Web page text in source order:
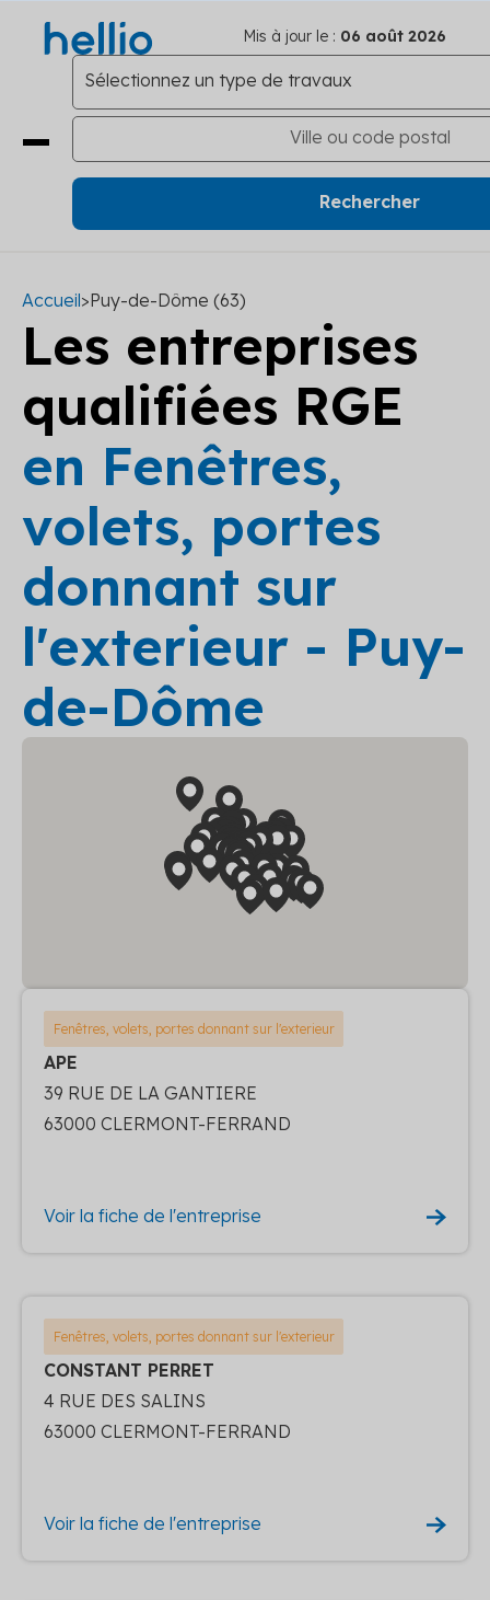
Mis à jour le : 06 août 2026
Accueil>Puy-de-Dôme (63)
Les entreprises
qualifiées RGE
en Fenêtres,
volets, portes
donnant sur
l'exterieur - Puy-
de-Dôme
Fenêtres, volets, portes donnant sur l'exterieur
APE
39 RUE DE LA GANTIERE
63000 CLERMONT-FERRAND
Voir la fiche de l'entreprise
Fenêtres, volets, portes donnant sur l'exterieur
CONSTANT PERRET
4 RUE DES SALINS
63000 CLERMONT-FERRAND
Voir la fiche de l'entreprise